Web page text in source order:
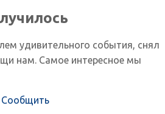
удивительного события, снял
нам. Самое интересное мы
Сообщить